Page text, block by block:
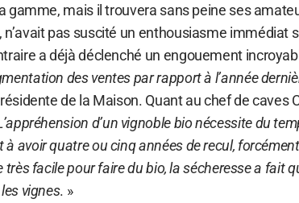
gamme, mais il trouvera sans peine ses
n’avait pas suscité un enthousiasme immédiat
a déjà déclenché un engouement
des ventes par rapport à l’année
de la Maison. Quant au chef de caves
d’un vignoble bio nécessite du
avoir quatre ou cinq années de recul,
très facile pour faire du bio, la sécheresse a fait
vignes. »